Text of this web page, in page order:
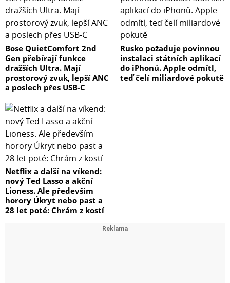
Bose QuietComfort 2nd
Gen přebírají funkce
dražších Ultra. Mají
prostorový zvuk, lepší ANC
a poslech přes USB-C
Rusko požaduje povinnou
instalaci státních aplikací
do iPhonů. Apple odmítl,
teď čelí miliardové pokutě
Netflix a další na víkend:
nový Ted Lasso a akční
Lioness. Ale především
horory Úkryt nebo past a
28 let poté: Chrám z kostí